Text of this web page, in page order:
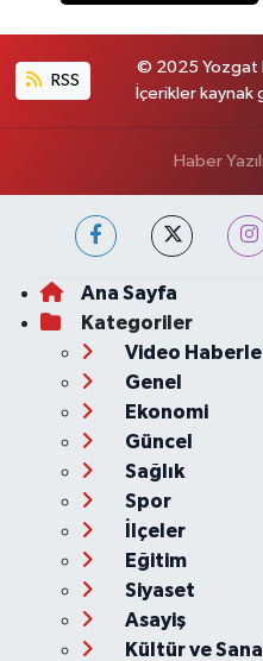
RSS
© 2025 Yozgat
İçerikler
Haber
Ana Sayfa
Kategoriler
Video
Genel
Ekonomi
Güncel
Sağlık
Spor
İlçeler
Eğitim
Siyaset
Asayiş
Kültür ve